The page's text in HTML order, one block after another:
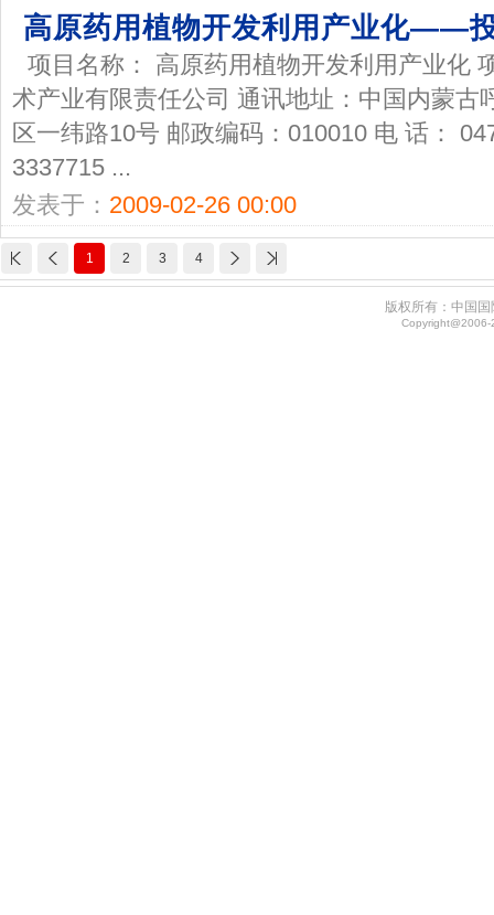
高原药用植物开发利用产业化——
项目名称： 高原药用植物开发利用产业化
术产业有限责任公司 通讯地址：中国内蒙古
区一纬路10号 邮政编码：010010 电 话：
3337715 ...
发表于： 2009-02-26 00:00
1 2 3 4
版权所有：中国
Copyright@2006-